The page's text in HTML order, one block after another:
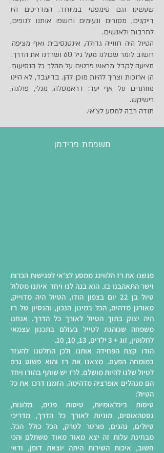
שעשינו וגם סימפטי במיוחד. המדריכים היו
דייקנים, מסורים ונעימים וחשפו אותנו לנופים,
לתרבות ולאנשים.
הטיול היה חווייה גדולה, אינטנסיבית ואף מציפה.
חשוב לומר שכולנו מעל גיל 60 ושרדנו את הדרך.
מציעה לקבל מראש פרטים על מהלך כל הנסיעות.
הן ארוכות וצריך להיות מוכן להן. בדיעבד, לא היינו
מוותרים על אף יעד: דראמסלה, מנלי, פולגה,
רישיקש.
תודה רבה למסע לצ'אי.
משפחת פרידמן
פגשנו את רז הלווינג ממסע לצ'אי לפגישות הכרות
וישר התאהבנו בו. הוא בנה לנו ויחד איתנו מסלול
טיול בן 22 יום בצפון הודו, הטיול היה מדוייק,
מאורגן מדהים, הכל במינון הנכון, והנסיון של רז
היה יצוק בתוך הטיול לאורך כל הדרך. אנחנו
משפחה שנוהגת לטייל בעולם בתכנון עצמאי
לחלוטין, זוג + 3 ילדים, 13, 10, 10.
הודו קצת הפחידה אותנו ולכן החלטנו להעזר
במומחה הפעם. מצאנו את רז והוא פשוט גרם
לטיול שלנו להיות מושלם. לרז יש שותף בהודו ויחד
הם מנהלים אופרציה מדהימה. הזמנו דרכו את כל
הטיול:
טיסות בינלאומיות, טיסות פנים, מלונות,
גסטהאוסים, מוניות לאורך כל הדרך, מדריכי
טיולים, נהגים, פורטר לטרק, הכל כולל הכל.
מבחינת עלות זה יצא מאוד מאוד משתלם והכי
חשוב, איכות השירות היתה יוצאת דופן, ודאי